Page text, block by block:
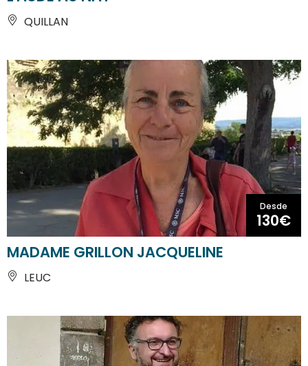
QUILLAN
Desde
130€
MADAME GRILLON JACQUELINE
LEUC